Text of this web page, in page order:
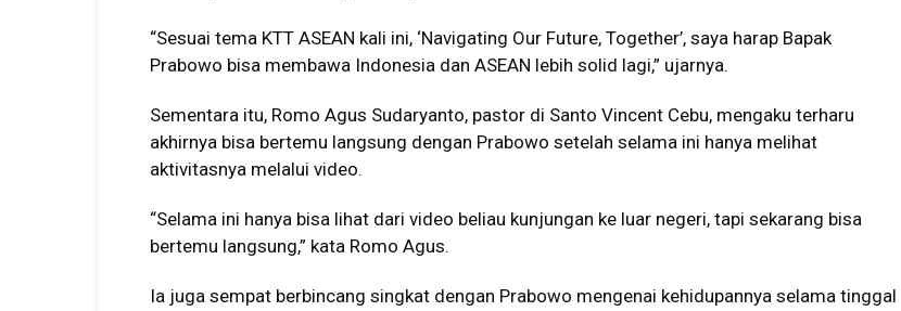
“Sesuai tema KTT ASEAN kali ini, ‘Navigating Our Future, Together’, saya harap Bapak
Prabowo bisa membawa Indonesia dan ASEAN lebih solid lagi,” ujarnya.
Sementara itu, Romo Agus Sudaryanto, pastor di Santo Vincent Cebu, mengaku terharu
akhirnya bisa bertemu langsung dengan Prabowo setelah selama ini hanya melihat
aktivitasnya melalui video.
“Selama ini hanya bisa lihat dari video beliau kunjungan ke luar negeri, tapi sekarang bisa
bertemu langsung,” kata Romo Agus.
Ia juga sempat berbincang singkat dengan Prabowo mengenai kehidupannya selama tinggal